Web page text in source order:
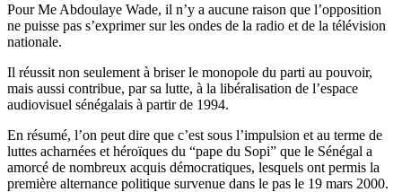
Pour Me Abdoulaye Wade, il n’y a aucune raison que l’opposition
ne puisse pas s’exprimer sur les ondes de la radio et de la télévision
nationale.
Il réussit non seulement à briser le monopole du parti au pouvoir,
mais aussi contribue, par sa lutte, à la libéralisation de l’espace
audiovisuel sénégalais à partir de 1994.
En résumé, l’on peut dire que c’est sous l’impulsion et au terme de
luttes acharnées et héroïques du “pape du Sopi” que le Sénégal a
amorcé de nombreux acquis démocratiques, lesquels ont permis la
première alternance politique survenue dans le pas le 19 mars 2000.